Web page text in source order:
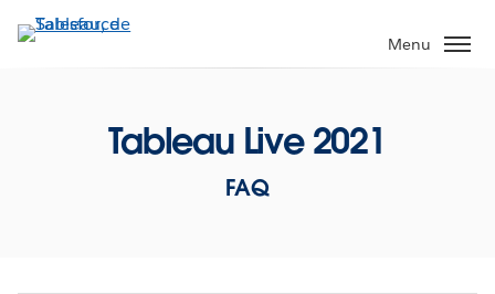
Aller
au
Menu
Tableau Live 2021
FAQ